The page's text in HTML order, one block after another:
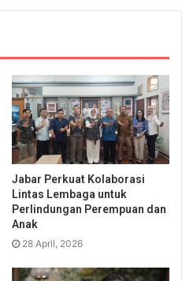
Jabar Perkuat Kolaborasi
Lintas Lembaga untuk
Perlindungan Perempuan dan
Anak
28 April, 2026